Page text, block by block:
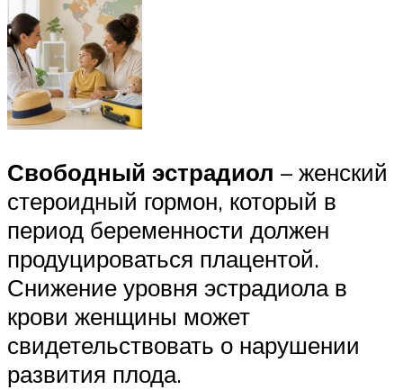
Свободный эстрадиол – женский
стероидный гормон, который в
период беременности должен
продуцироваться плацентой.
Снижение уровня эстрадиола в
крови женщины может
свидетельствовать о нарушении
развития плода.